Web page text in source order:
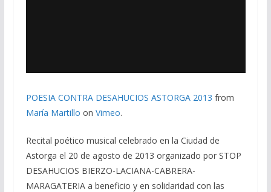
POESIA CONTRA DESAHUCIOS ASTORGA 2013 from
María Martillo on Vimeo.
Recital poético musical celebrado en la Ciudad de
Astorga el 20 de agosto de 2013 organizado por STOP
DESAHUCIOS BIERZO-LACIANA-CABRERA-
MARAGATERIA a beneficio y en solidaridad con las